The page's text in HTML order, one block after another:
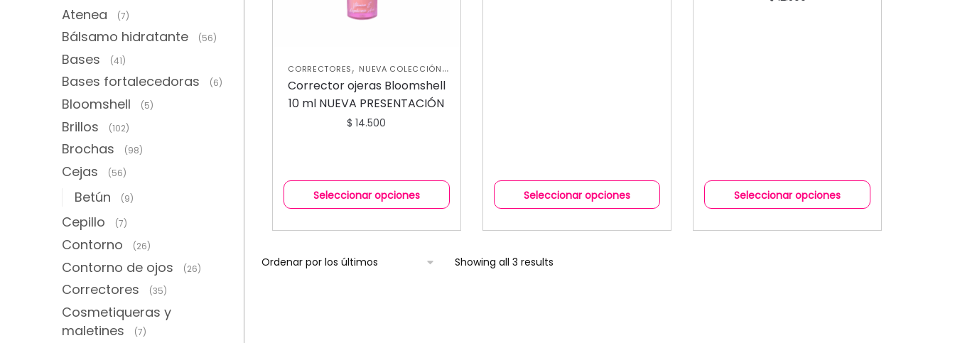
CORRECTORES, NUEVA COLECCIÓN,
ROSTRO
Corrector ojeras Bloomshell
10 ml NUEVA PRESENTACIÓN
$ 14.500
Seleccionar opciones Seleccionar opciones Seleccionar opciones
Showing all 3 results
Atenea (7)
Bálsamo hidratante (56)
Bases (41)
Bases fortalecedoras (6)
Bloomshell (5)
Brillos (102)
Brochas (98)
Cejas (56)
Betún (9)
Cepillo (7)
Contorno (26)
Contorno de ojos (26)
Correctores (35)
Cosmetiqueras y
maletines
(7)